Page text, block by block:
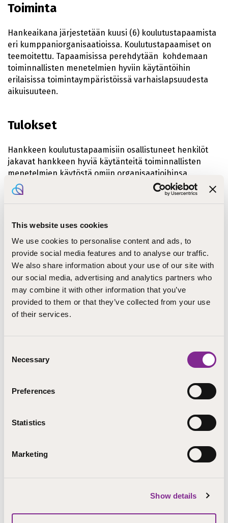
This website uses cookies
We use cookies to personalise content and ads, to
provide social media features and to analyse our traffic.
We also share information about your use of our site with
our social media, advertising and analytics partners who
may combine it with other information that you’ve
provided to them or that they’ve collected from your use
of their services.
Selection
Necessary
Preferences
Statistics
Marketing
Show details
Toiminta
Hankeaikana järjestetään kuusi (6) koulutustapaamista
eri kumppaniorganisaatioissa. Koulutustapaamiset on
teemoitettu. Tapaamisissa perehdytään kohdemaan
toiminnallisten menetelmien hyviin käytäntöihin
erilaisissa toimintaympäristöissä varhaislapsuudesta
aikuisuuteen.
Tulokset
Hankkeen koulutustapaamisiin osallistuneet henkilöt
jakavat hankkeen hyviä käytänteitä toiminnallisten
menetelmien käytöstä omiin organisaatioihinsa.
Hankkeen tuloksena verkoston osaaminen
toiminnallisten menetelmien käytössä opetuksessa ja
Training activity Virossa, toukokuussa 2022, tutustu Raili
Keränen-Pantsunmatkaraporttiin
Training acitivity Kreikassa kesäkuussa 2022, tutustu Mia
Mailanderin ja Eva Urosenmatkaraporttiin
Rahoittaja
toimeenpanosta vastaa Erasmus+ -ohjelman
Center for Mental and Pedagogical Support, Greece
Club Mary Poppins S.R.L., Italy